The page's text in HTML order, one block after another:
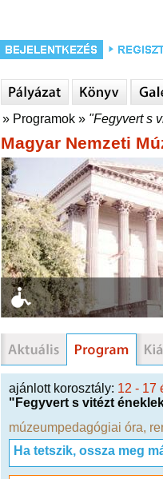
» Programok » "Fegyvert s
Magyar Nemzeti
ajánlott korosztály: 12 - 17
"Fegyvert s vitézt
múzeumpedagógiai óra,
Ha tetszik, ossza meg